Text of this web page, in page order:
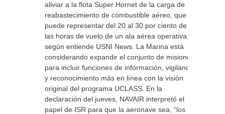
aliviar a la flota Super Hornet de la carga de
reabastecimiento de combustible aéreo, que
puede representar del 20 al 30 por ciento de
las horas de vuelo de un ala aérea operativa,
según entiende USNI News. La Marina está
considerando expandir el conjunto de misiones
para incluir funciones de información, vigilancia
y reconocimiento más en línea con la visión
original del programa UCLASS. En la
declaración del jueves, NAVAIR interpretó el
papel de ISR para que la aeronave sea, “los